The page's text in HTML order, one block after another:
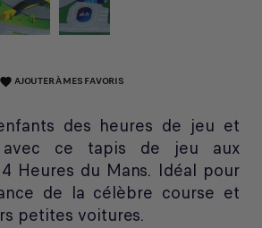
favorite AJOUTER À MES FAVORIS
des heures de jeu et
avec ce tapis de jeu aux
Heures du Mans. Idéal pour
de la célèbre course et
petites voitures.